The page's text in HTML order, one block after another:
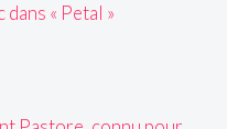
« Petal »